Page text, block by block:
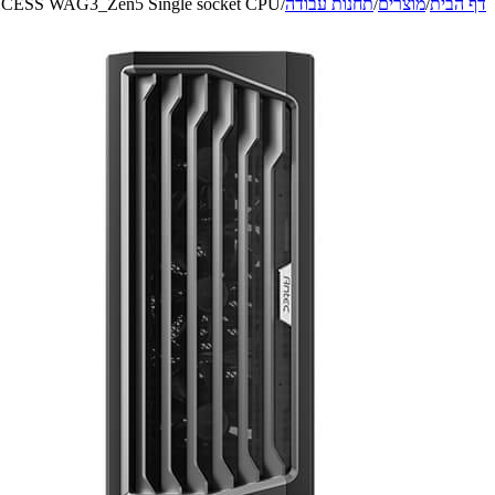
דף הבית/מוצרים/תחנות עבודה/
WAG3_Zen5 Single socket CPU